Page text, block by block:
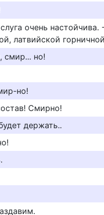
очень
латвийской
смир... но!
но!
Смирно!
держать..